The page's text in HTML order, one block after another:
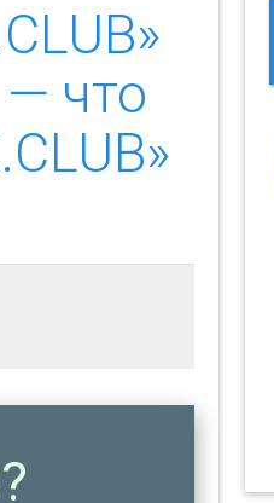
— что